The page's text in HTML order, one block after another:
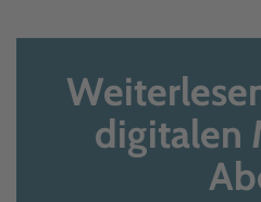
digitalen